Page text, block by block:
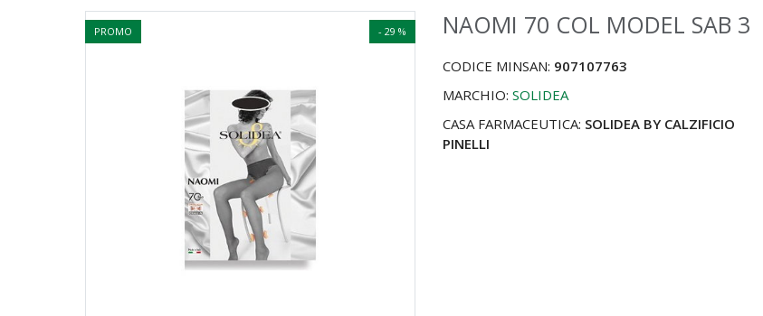
- 29 %
PROMO NAOMI 70 COL MODEL SAB 3
CODICE MINSAN: 907107763
MARCHIO:SOLIDEA
CASA FARMACEUTICA: SOLIDEA BY CALZIFICIO
PINELLI